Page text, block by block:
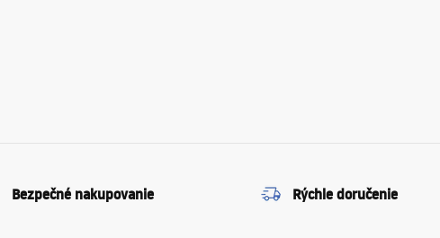
Bezpečné nakupovanie Rýchle doručenie